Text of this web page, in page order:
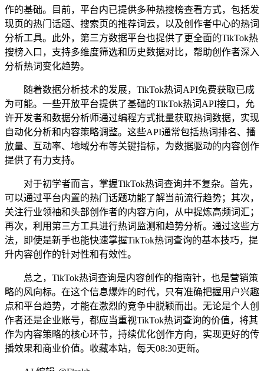
作的基础。目前，平台内已提供多种热搜榜查看方式，包括发
现页的热门话题、搜索页的推荐词云，以及创作者中心的热词
分析工具。此外，第三方数据平台也提供了更全面的TikTok热
搜榜入口，支持多维度筛选和历史数据对比，帮助创作者深入
分析热词变化趋势。
随着数据分析技术的发展，TikTok热词API免费获取已成
为可能。一些开放平台提供了基础的TikTok热词API接口，允
许开发者和数据分析师通过编程方式批量获取热词数据，实现
自动化分析和内容策略调整。这些API通常包括热词排名、播
放量、互动率、地域分布等关键指标，为数据驱动的内容创作
提供了有力支持。
对于初学者而言，掌握TikTok热词查询并不复杂。首先，
可以通过平台内置的热门话题功能了解当前流行趋势；其次，
关注行业领袖和头部创作者的内容方向，从中提炼高频词汇；
再次，利用第三方工具进行热词监测和趋势分析。通过这些方
法，即使是新手也能快速掌握TikTok热词查询的基本技巧，提
升内容创作的针对性和有效性。
总之，TikTok热词查询是内容创作的指南针，也是营销策
略的风向标。在这个信息爆炸的时代，只有准确把握用户兴趣
点和平台趋势，才能在激烈的竞争中脱颖而出。无论是个人创
作者还是企业账号，都应当重视TikTok热词查询的价值，将其
作为内容策略的核心环节，持续优化创作方向，实现更好的传
播效果和商业价值。收藏本站，每天08:30更新。